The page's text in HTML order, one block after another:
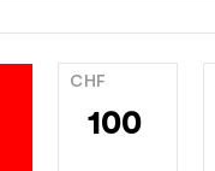
CHF
100